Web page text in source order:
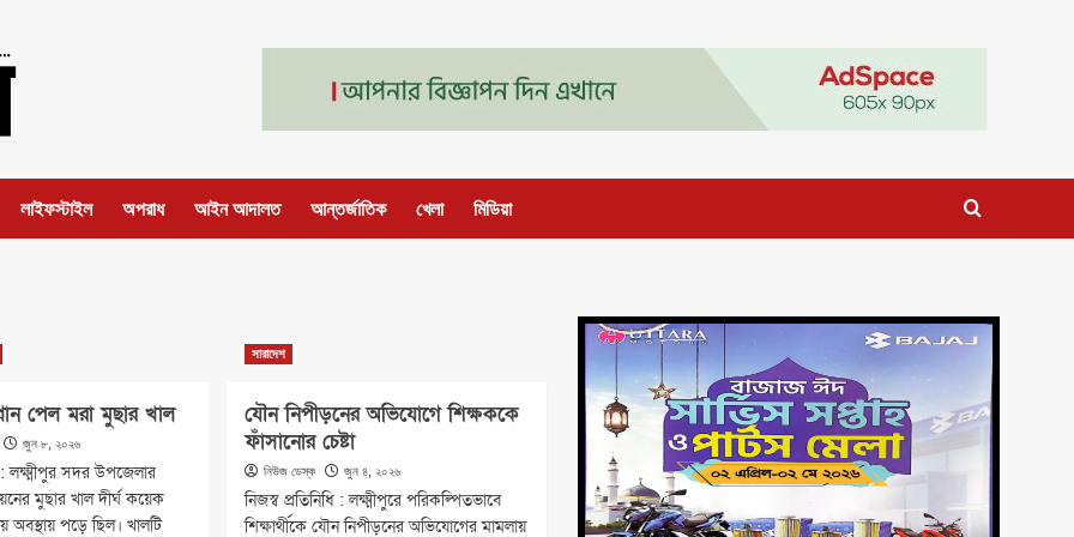
লাইফস্টাইল অপরাধ আইন আদালত আন্তর্জাতিক খেলা মিডিয়া
পেল মরা মুছার খাল
জুন ৮, ২০২৬
: লক্ষ্মীপুর সদর উপজেলার
মুছার খাল দীর্ঘ কয়েক
অবস্থায় পড়ে ছিল। খালটি
সারাদেশ
যৌন নিপীড়নের অভিযোগে শিক্ষককে
ফাঁসানোর চেষ্টা
নিউজ ডেস্ক জুন ৪, ২০২৬
নিজস্ব প্রতিনিধি : লক্ষ্মীপুরে পরিকল্পিতভাবে
শিক্ষার্থীকে যৌন নিপীড়নের অভিযোগের মামলায়